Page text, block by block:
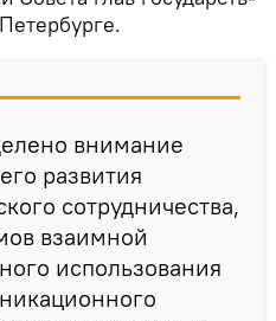
внимание
развития
сотрудничества,
взаимной
использования